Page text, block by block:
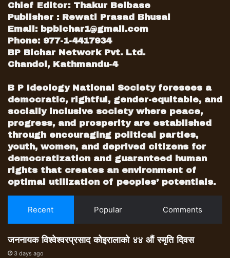
Chief Editor: Thakur Belbase
Publisher : Rewati Prasad Bhusal
Email: bpbichar1@gmail.com
Phone: 977-1-4417934
BP Bichar Network Pvt. Ltd.
Chandol, Kathmandu-4
B P Ideology National Society foresees a
democratic, rightful, gender-equitable, and
socially inclusive society where peace,
progress, and prosperity are established
through encouraging political parties,
youth, women, and deprived citizens for
democratization and guaranteed human
rights that creates an environment of
optimal utilization of peoples’ potentials.
Recent Popular Comments
जननायक विश्वेश्वरप्रसाद कोइरालाको ४४ औं स्मृति दिवस
3 days ago